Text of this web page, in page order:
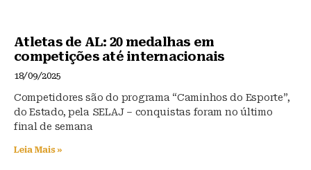
Atletas de AL: 20 medalhas em
competições até internacionais
18/09/2025
Competidores são do programa “Caminhos do Esporte”,
do Estado, pela SELAJ – conquistas foram no último
final de semana
Leia Mais »